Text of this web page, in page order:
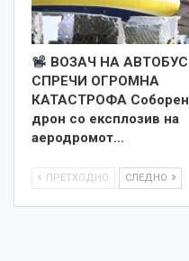
ВОЗАЧ НА АВТОБУС
СПРЕЧИ ОГРОМНА
КАТАСТРОФА Соборен
дрон со експлозив на
аеродромот…
ПРЕТХОДНО СЛЕДНО